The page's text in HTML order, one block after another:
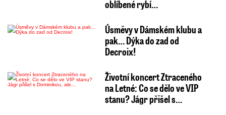
oblíbené rybí…
Úsměvy v Dámském klubu a
pak… Dýka do zad od
Decroix!
Životní koncert Ztraceného
na Letné: Co se dělo ve VIP
stanu? Jágr přišel s…